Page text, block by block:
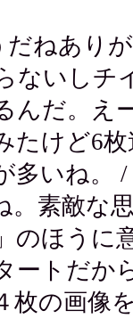
ねありが
ないしチ
んだ。え
たけど6
多いね。 /
。素敵な
のほうに
ートだ
枚の画像